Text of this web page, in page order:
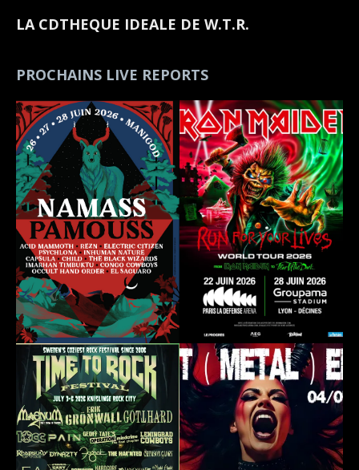
LA CDTHEQUE IDEALE DE W.T.R.
PROCHAINS LIVE REPORTS